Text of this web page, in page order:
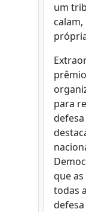
um
para
que
todas